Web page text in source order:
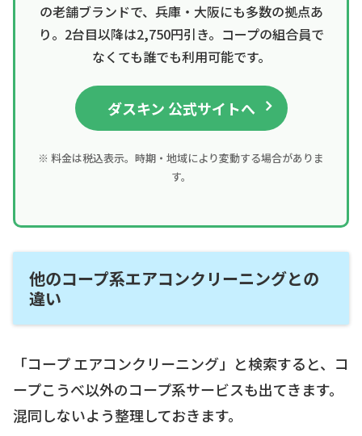
の老舗ブランドで、兵庫・大阪にも多数の拠点あ
り。2台目以降は2,750円引き。コープの組合員で
なくても誰でも利用可能です。
ダスキン 公式サイトへ
※ 料金は税込表示。時期・地域により変動する場合がありま
す。
他のコープ系エアコンクリーニングとの
違い
「コープ エアコンクリーニング」と検索すると、コ
ープこうべ以外のコープ系サービスも出てきます。
混同しないよう整理しておきます。